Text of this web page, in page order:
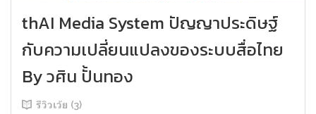
thAI Media System ปัญญาประดิษฐ์
กับความเปลี่ยนแปลงของระบบสื่อไทย
By วศิน ปั้นทอง
รีวิวเว้ย (3)